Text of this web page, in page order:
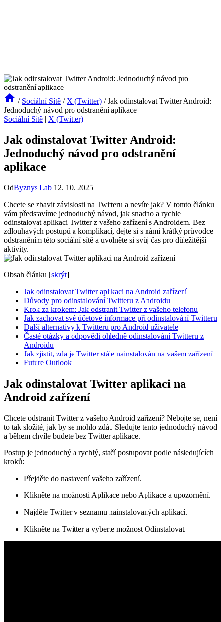
/ Sociální Sítě / X (Twitter) / Jak odinstalovat Twitter Android:
Jednoduchý návod pro odstranění aplikace
Sociální Sítě | X (Twitter)
Jak odinstalovat Twitter Android:
Jednoduchý návod pro odstranění
aplikace
OdByznys Lab 12. 10. 2025
Chcete se zbavit závislosti na Twitteru a nevíte jak? V tomto článku
vám představíme jednoduchý návod, jak snadno a rychle
odinstalovat aplikaci Twitter z vašeho zařízení s Androidem. Bez
zdlouhavých postupů a komplikací, dejte si s námi krátký průvodce
odstraněním této sociální sítě a uvolněte si svůj čas pro důležitější
aktivity.
Obsah článku [skrýt]
Jak odinstalovat Twitter aplikaci na Android zařízení
Důvody pro odinstalování Twitteru z Androidu
Krok za krokem: Jak odstranit Twitter z vašeho telefonu
Jak zachovat své účetové informace při odinstalování Twitteru
Další alternativy k Twitteru pro Android uživatele
Časté otázky a odpovědi ohledně odinstalování Twitteru z
Androidu
Jak zjistit, zda je Twitter stále nainstalován na vašem zařízení
Future Outlook
Jak odinstalovat Twitter aplikaci na
Android zařízení
Chcete odstranit Twitter z vašeho Android zařízení? Nebojte se, není
to tak složité, jak by se mohlo zdát. Sledujte tento jednoduchý návod
a během chvíle budete bez Twitter aplikace.
Postup je jednoduchý a rychlý, stačí postupovat podle následujících
kroků:
Přejděte do nastavení vašeho zařízení.
Klikněte na možnosti Aplikace nebo Aplikace a upozornění.
Najděte Twitter v seznamu nainstalovaných aplikací.
Klikněte na Twitter a vyberte možnost Odinstalovat.